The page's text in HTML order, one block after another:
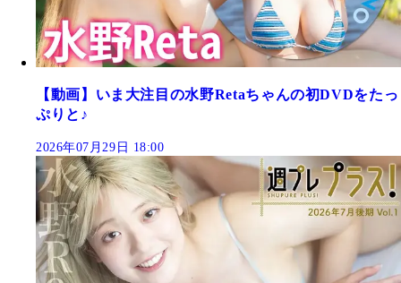
【動画】いま大注目の水野Retaちゃんの初DVDをたっ
ぷりと♪
2026年07月29日 18:00